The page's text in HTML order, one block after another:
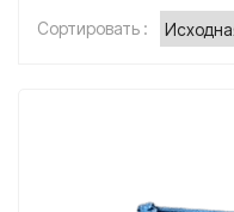
Сортировать :